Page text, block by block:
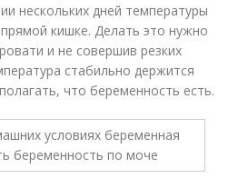
нескольких дней температуры
кишке. Делать это нужно
и не совершив резких
стабильно держится
что беременность есть.